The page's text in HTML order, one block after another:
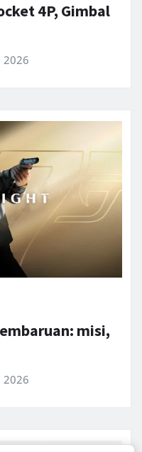
4P, Gimbal
2026
misi,
2026